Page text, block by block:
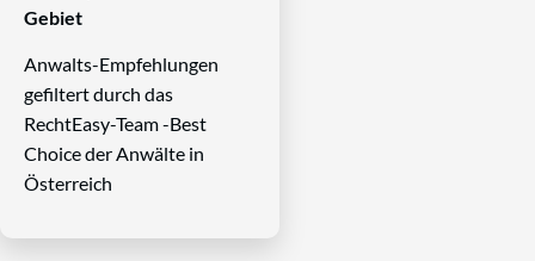
Gebiet
Anwalts-Empfehlungen
gefiltert durch das
RechtEasy-Team -Best
Choice der Anwälte in
Österreich